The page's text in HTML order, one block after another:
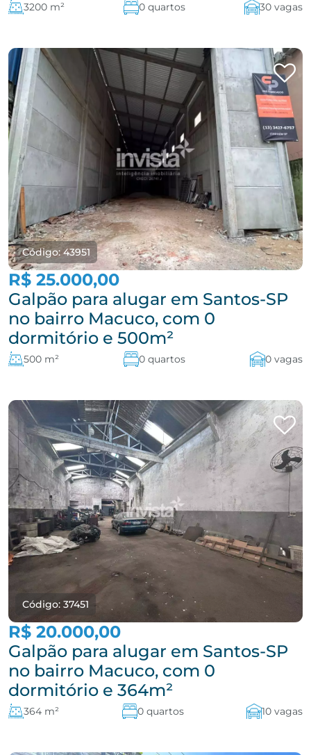
3200 m² 0 quartos 30 vagas
Código: 43951
R$ 25.000,00
Galpão para alugar em Santos-SP
no bairro Macuco, com 0
dormitório e 500m²
500 m² 0 quartos 0 vagas
Código: 37451
R$ 20.000,00
Galpão para alugar em Santos-SP
no bairro Macuco, com 0
dormitório e 364m²
364 m² 0 quartos 10 vagas